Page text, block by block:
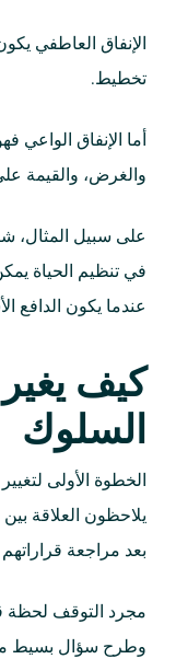
الإنفاق العاطفي
تخطيط.
أما الإنفاق الواعي
والغرض، والقيمة
على سبيل المثال،
في تنظيم الحياة
عندما يكون
كيف
السلوك
الخطوة الأولى
يلاحظون العلاقة
بعد مراجعة
مجرد التوقف لحظة
وطرح سؤال بسيط